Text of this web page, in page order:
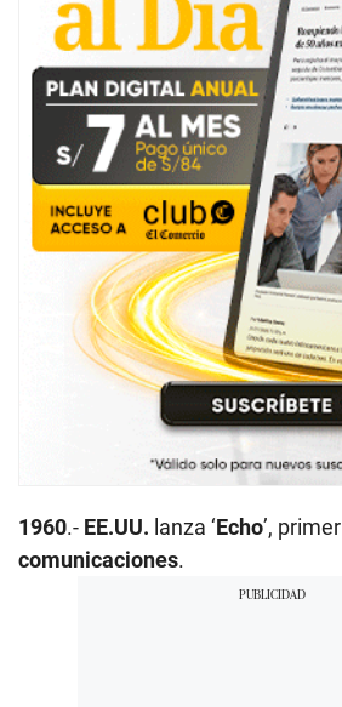
1960.- EE.UU. lanza ‘Echo’, primer
comunicaciones.